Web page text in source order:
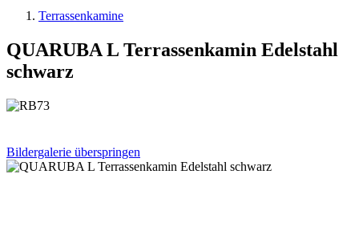
Terrassenkamine
QUARUBA L Terrassenkamin Edelstahl
schwarz
Bildergalerie überspringen